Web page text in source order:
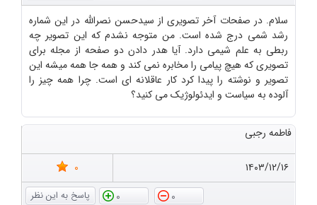
سلام. در صفحات آخر تصویری از سیدحسن نصرالله در این شماره
رشد شمی درج شده است. من متوجه نشدم که این تصویر چه
ربطی به علم شیمی دارد. آیا هدر دادن دو صفحه از مجله برای
تصویری که هیچ پیامی را مخابره نمی کند و همه جا همه میشه این
تصویر و نوشته را پیدا کرد کار عاقلانه ای است. چرا همه چیز را
آلوده به سیاست و ایدئولوژیک می کنید؟
فاطمه رجبی
۱۴۰۳/۱۲/۱۶
0
0
0